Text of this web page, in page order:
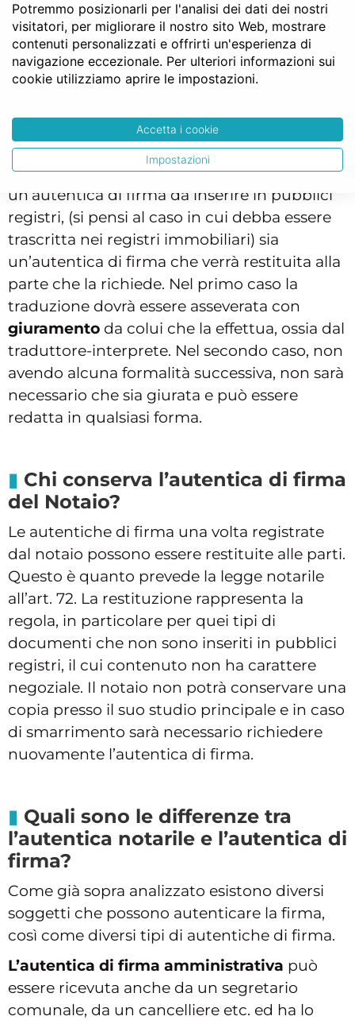
contenuto, tuttavia, è almeno opportuna
una verifica in ordine allo stesso, in relazione
all’eventuale violazione delle norme
imperative, di ordine pubblico o di buon
I requisiti della traduzione
Latraduzionepuò riguardare sia
un’autentica di firma da inserire in pubblici
registri, (si pensi al caso in cui debba essere
trascritta nei registri immobiliari) sia
un’autentica di firma che verrà restituita alla
parte che la richiede. Nel primo caso la
traduzione dovrà essere asseverata con
giuramento da colui che la effettua, ossia dal
traduttore-interprete. Nel secondo caso, non
avendo alcuna formalità successiva, non sarà
necessario che sia giurata e può essere
redatta in qualsiasi forma.
Chi conserva l’autentica di firma
del Notaio?
Le autentiche di firma una volta registrate
dal notaio possono essere restituite alle parti.
Questo è quanto prevede la legge notarile
all’art. 72. La restituzione rappresenta la
regola, in particolare per quei tipi di
documenti che non sono inseriti in pubblici
registri, il cui contenuto non ha carattere
negoziale. Il notaio non potrà conservare una
copia presso il suo studio principale e in caso
di smarrimento sarà necessario richiedere
nuovamente l’autentica di firma.
Quali sono le differenze tra
l’autentica notarile e l’autentica di
firma?
Come già sopra analizzato esistono diversi
soggetti che possono autenticare la firma,
così come diversi tipi di autentiche di firma.
L’autentica di firma amministrativa può
essere ricevuta anche da un segretario
comunale, da un cancelliere etc. ed ha lo
Potremmo posizionarli per l'analisi dei dati dei nostri
visitatori, per migliorare il nostro sito Web, mostrare
contenuti personalizzati e offrirti un'esperienza di
navigazione eccezionale. Per ulteriori informazioni sui
cookie utilizziamo aprire le impostazioni.
Accetta i cookie
Impostazioni